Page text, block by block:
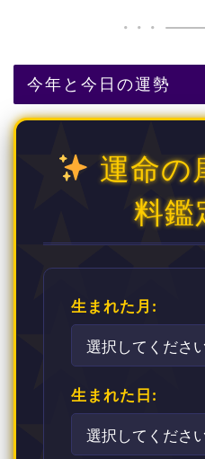
今年と今日の運勢
運命の
料鑑
生まれた月:
生まれた日: